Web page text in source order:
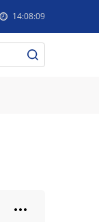
14:08:09